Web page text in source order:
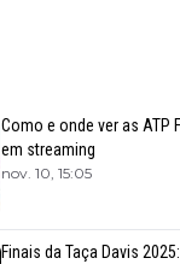
Como e onde ver as ATP
em streaming
nov. 10, 15:05
Finais da Taça Davis